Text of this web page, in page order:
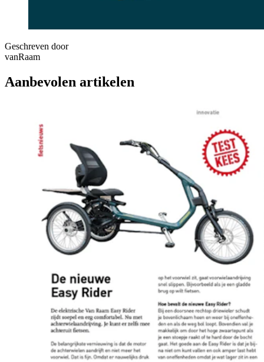
Geschreven door
vanRaam
Aanbevolen artikelen